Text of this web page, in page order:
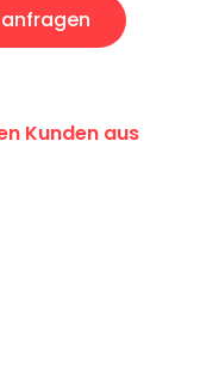
Kunden aus